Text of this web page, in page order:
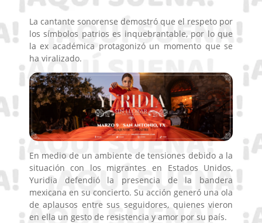
La cantante sonorense demostró que el respeto por
los símbolos patrios es inquebrantable, por lo que
la ex académica protagonizó un momento que se
ha viralizado.
En medio de un ambiente de tensiones debido a la
situación con los migrantes en Estados Unidos,
Yuridia
defendió la presencia de la bandera
mexicana en su concierto. Su acción generó una ola
de aplausos entre sus seguidores, quienes vieron
en ella un gesto de resistencia y amor por su país.